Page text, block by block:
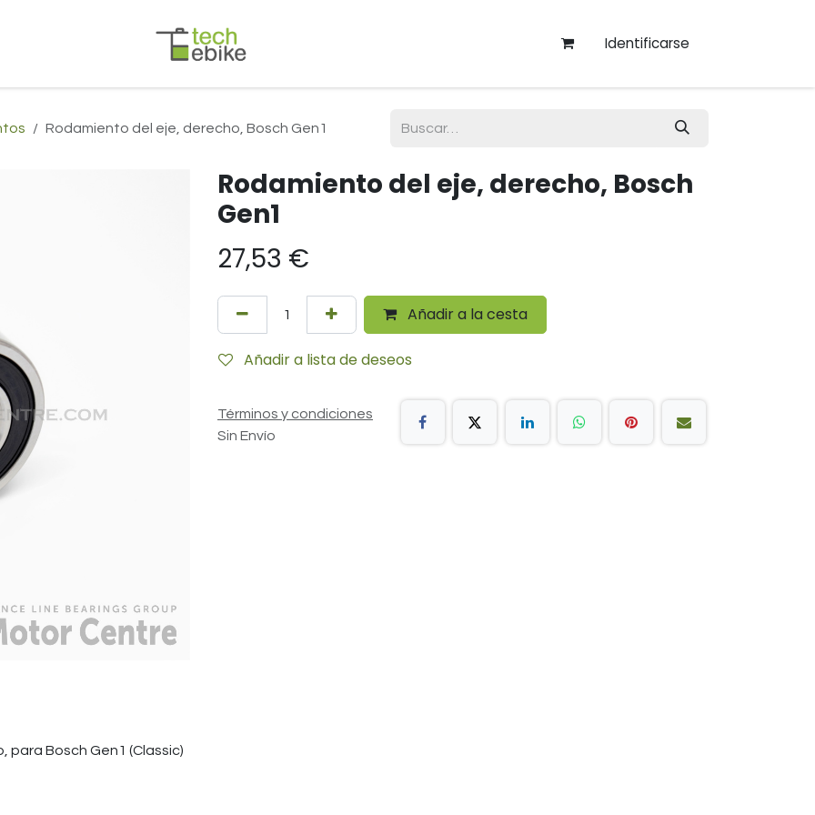
Identificarse
Rodamiento del eje, derecho, Bosch Gen1
Rodamiento del eje, derecho, Bosch
Gen1
27,53 €
Añadir a la cesta
Añadir a lista de deseos
Términos y condiciones
Sin Envío
Bosch Gen1 (Classic)